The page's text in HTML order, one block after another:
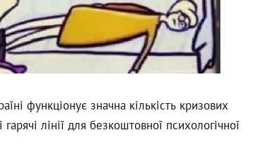
функціонує значна кількість кризових
лінії для безкоштовної психологічної